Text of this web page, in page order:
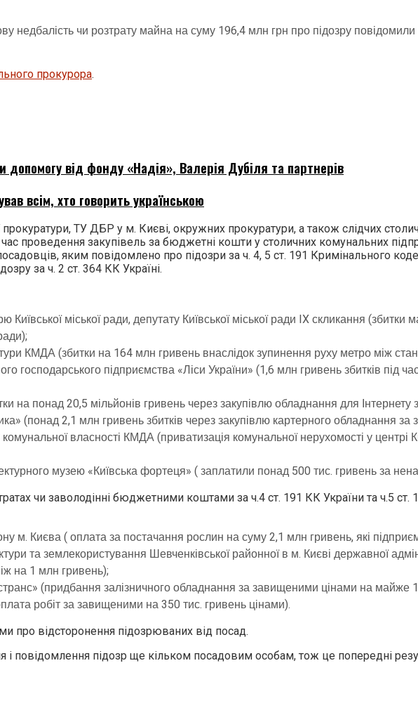
чи розтрату майна на суму 196,4 млн грн про підозру повідомили
прокурора.
від фонду «Надія», Валерія Дубіля та партнерів
всім, хто говорить українською
ТУ ДБР у м. Києві, окружних прокуратури, а також слідчих
проведення закупівель за бюджетні кошти у столичних комунальних
яким повідомлено про підозри за ч. 4, 5 ст. 191 Кримінального
за ч. 2 ст. 364 КК Україні.
міської ради, депутату Київської міської ради IX скликання
КМДА (збитки на 164 млн гривень внаслідок зупинення руху метро між
господарського підприємства «Ліси України» (1,6 млн гривень збитків під час
на понад 20,5 мільйонів гривень через закупівлю обладнання для
(понад 2,1 млн гривень збитків через закупівлю картерного обладнання
власності КМДА (приватизація комунальної нерухомості у центрі
музею «Київська фортеця» ( заплатили понад 500 тис. гривень за
чи заволодінні бюджетними коштами за ч.4 ст. 191 КК України та ч.5
Києва ( оплата за постачання рослин на суму 2,1 млн гривень, які
та землекористування Шевченківської районної в м. Києві державної
на 1 млн гривень);
(придбання залізничного обладнання за завищеними цінами на майже
робіт за завищеними на 350 тис. гривень цінами).
про відсторонення підозрюваних від посад.
і повідомлення підозр ще кільком посадовим особам, тож це попередні